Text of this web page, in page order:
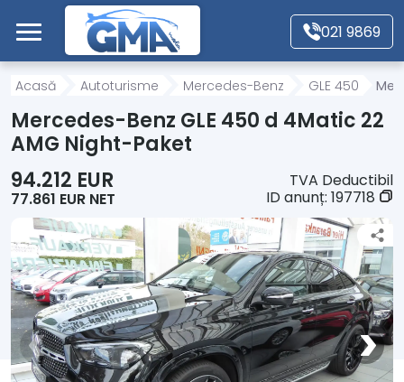
Mergi direct la conținutul principal
021 9869
Acasă
Autoturisme
Motociclete
Autoutilitare
Alte tipuri vehicule
Despre Noi
Acasă Autoturisme Mercedes-Benz GLE 450
Mercedes-Benz GLE 450 d 4Matic 22
AMG Night-Paket
94.212 EUR
77.861 EUR NET
TVA Deductibil
ID anunț: 197718